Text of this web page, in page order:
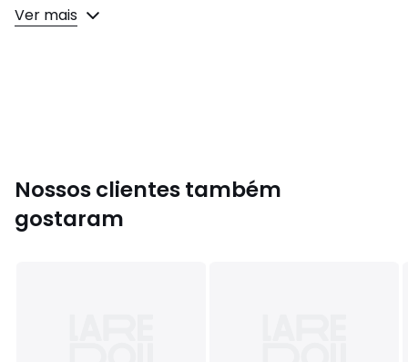
Composição e cuidados
Tamanhos 36, 38, 39, 41
Ver mais
Nossos clientes também
gostaram